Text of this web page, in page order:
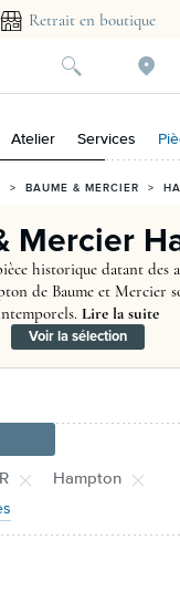
Retrait en boutique
Atelier Services
> BAUME & MERCIER >
Mercier
historique datant des
de Baume et Mercier
Lire la suite
Voir la sélection
Hampton